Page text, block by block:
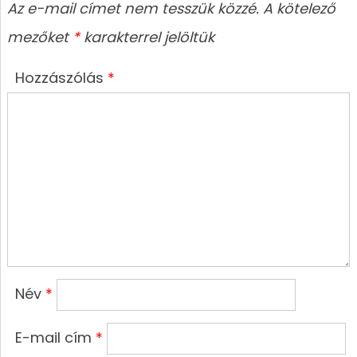
Az e-mail címet nem tesszük közzé. A kötelező
mezőket *karakterrel jelöltük
Hozzászólás *
Név *
E-mail cím *